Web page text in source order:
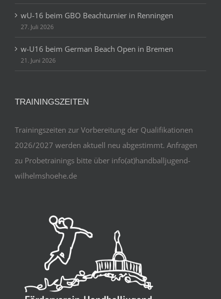
wU-16 beim GBO Beachturnier in Renningen
27. Juli 2026
w-U16 beim German Beach Open in Bremen
21. Juni 2026
TRAININGSZEITEN
Trainingszeiten zur Vorbereitung der Qualifikationen
2026/2027 werden aktuell neu abgestimmt. Anfragen
zu Probetrainings bitte über info(at)handballjugend-
wilhelmshoehe.de